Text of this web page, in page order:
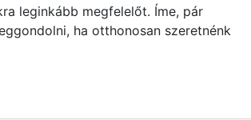
leginkább megfelelőt. Íme, pár
ha otthonosan szeretnénk